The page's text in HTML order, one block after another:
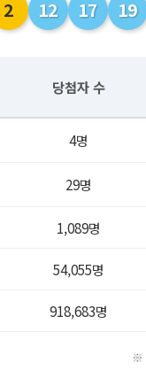
2 12 17 19
당첨자 수
4명
29명
1,089명
54,055명
918,683명
※